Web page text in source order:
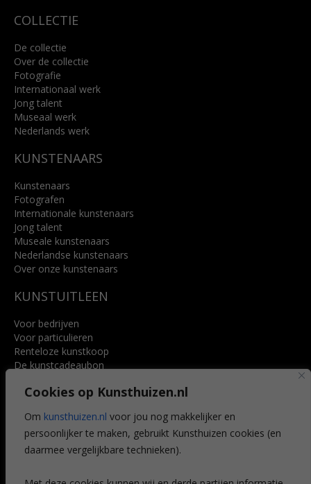
Cookies op Kunsthuizen.nl
Om kunsthuizen.nl voor jou nog makkelijker en
persoonlijker te maken, gebruikt Kunsthuizen cookies (en
daarmee vergelijkbare technieken).
COLLECTIE
De collectie
Over de collectie
Fotografie
Internationaal werk
Jong talent
Museaal werk
Nederlands werk
KUNSTENAARS
Kunstenaars
Fotografen
Internationale kunstenaars
Jong talent
Museale kunstenaars
Nederlandse kunstenaars
Over onze kunstenaars
KUNSTUITLEEN
Voor bedrijven
Voor particulieren
Renteloze kunstkoop
De kunstcadeaubon
Voordelen
Veelgestelde vragen
CONTACT